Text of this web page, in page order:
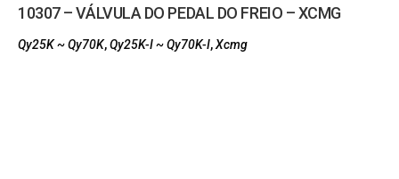
10307 – VÁLVULA DO PEDAL DO FREIO – XCMG
Qy25K ~ Qy70K,Qy25K-I ~ Qy70K-I,Xcmg